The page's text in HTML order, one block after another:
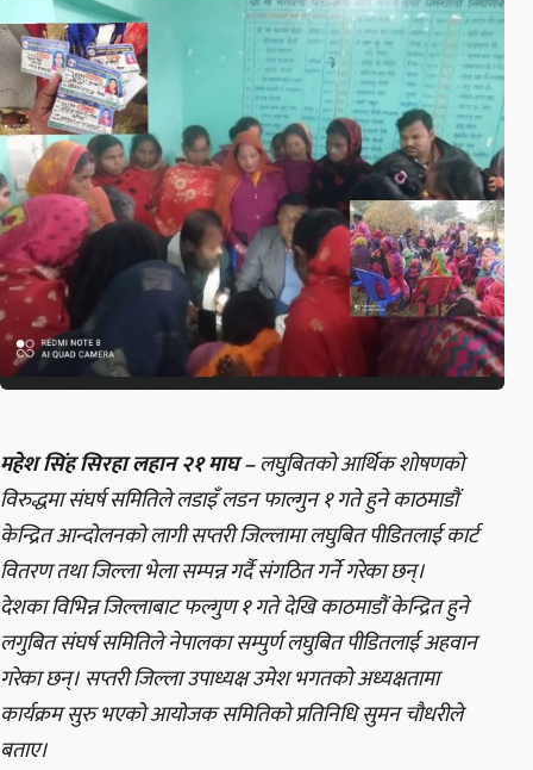
महेश सिंह सिरहा लहान २१ माघ –लघुबितको आर्थिक शोषणको
विरुद्धमा संघर्ष समितिले लडाइँ लडन फाल्गुन १ गते हुने काठमाडौं
केन्द्रित आन्दोलनको लागी सप्तरी जिल्लामा लघुबित पीडितलाई कार्ट
वितरण तथा जिल्ला भेला सम्पन्न गर्दै संगठित गर्ने गरेका छन्।
देशका विभिन्न जिल्लाबाट फल्गुण १ गते देखि काठमाडौं केन्द्रित हुने
लगुबित संघर्ष समितिले नेपालका सम्पुर्ण लघुबित पीडितलाई अहवान
गरेका छन्। सप्तरी जिल्ला उपाध्यक्ष उमेश भगतको अध्यक्षतामा
कार्यक्रम सुरु भएको आयोजक समितिको प्रतिनिधि सुमन चौधरीले
बताए।